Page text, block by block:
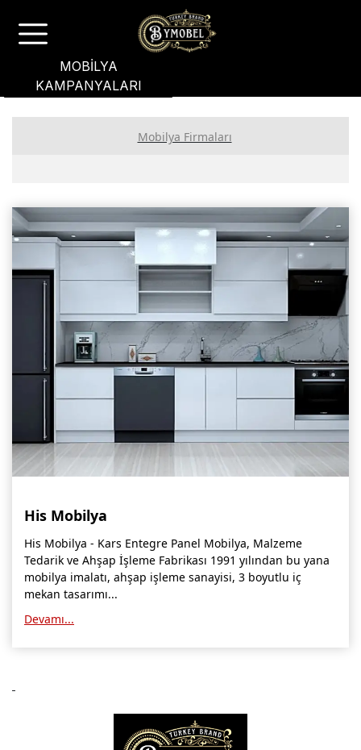
Mobilya Firmaları
GOLD ÜYE FİRMALAR
STANDART ÜYE FİRMALAR
Ankara Mobilyacılar, Mobilya İmalatçıları, Mağazaları
İstanbul Mobilyacılar, Mobilya Fabrikaları, Mağazaları
Masko Mobilya Firmaları, Markaları, Mağazaları
Siteler Mobilyacılar, Mobilya Mağazaları, İmalatçıları
İnegöl Mobilyacılar, Mobilya Mağazaları, Firmaları
Modoko Mobilya Mağazaları, Modoko Mobilya İstanbul
Kayseri Mobilya Firmaları, Fabrikaları, İhracatçıları
Bursa Mobilyacılar, Mobilya Fabrikaları, Üreticileri
Hatay Mobilyacılar, Mobilya Mağazaları, Fabrikaları
Gaziantep Mobilya Mağazaları, İmalatçıları, Üreticileri
Konya Mobilyacıları, Mobilya Mağazaları, Fabrikaları
Kocaeli Mobilyacılar, Mobilya Firmaları, Üreticileri, Mağazaları
Amasya Mobilyacılar, Mobilya Mağazaları, İmalatçıları
Burdur Mobilya İmalatçıları, Fabrikaları, Mağazaları
His Mobilya
His Mobilya - Kars Entegre Panel Mobilya, Malzeme
Tedarik ve Ahşap İşleme Fabrikası 1991 yılından bu yana
mobilya imalatı, ahşap işleme sanayisi, 3 boyutlu iç
mekan tasarımı...
Devamı...
MOBİLYA
KAMPANYALARI